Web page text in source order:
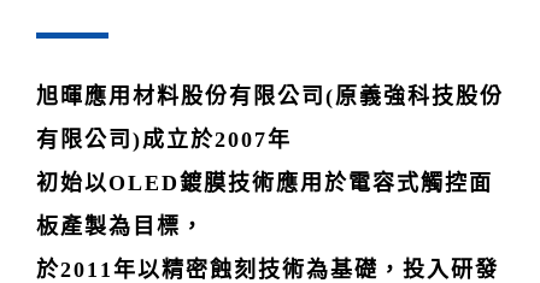
旭暉應用材料股份有限公司(原義強科技股份
有限公司)成立於2007年
初始以OLED鍍膜技術應用於電容式觸控面
板產製為目標，
於2011年以精密蝕刻技術為基礎，投入研發